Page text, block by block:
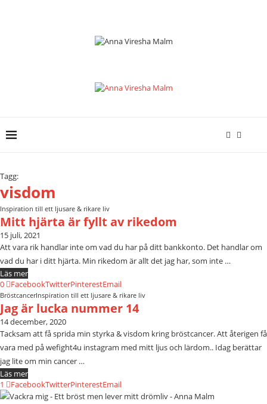
Tagg:
visdom
Inspiration till ett ljusare & rikare liv
Mitt hjärta är fyllt av rikedom
15 juli, 2021
Att vara rik handlar inte om vad du har på ditt bankkonto. Det handlar om
vad du har i ditt hjärta. Min rikedom är allt det jag har, som inte …
Läs mer
0
FacebookTwitterPinterestEmail
BröstcancerInspiration till ett ljusare & rikare liv
Jag är lucka nummer 14
14 december, 2020
Tacksam att få sprida min styrka & visdom kring bröstcancer. Att återigen få
vara med på wefight4u instagram med mitt ljus och lärdom.. Idag berättar
jag lite om min cancer …
Läs mer
1
FacebookTwitterPinterestEmail